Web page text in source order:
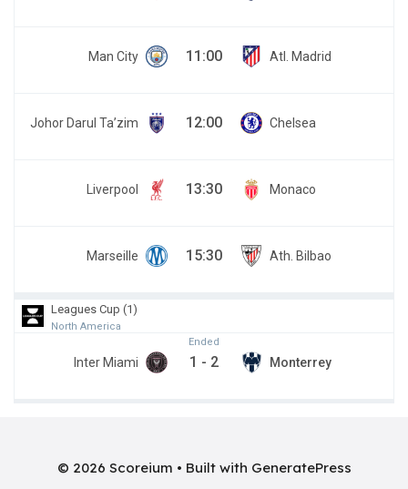
Man City 11:00 Atl. Madrid
Johor Darul Ta’zim 12:00 Chelsea
Liverpool 13:30 Monaco
Marseille 15:30 Ath. Bilbao
Leagues Cup (1)
North America
Inter Miami
Ended
1 - 2 Monterrey
© 2026 Scoreium • Built with GeneratePress